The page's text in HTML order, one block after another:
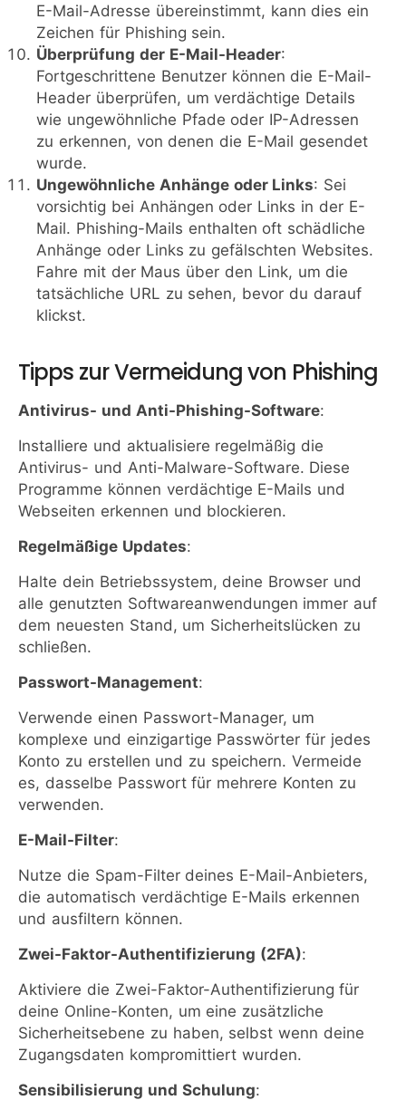
E-Mail-Adresse übereinstimmt, kann dies ein
Zeichen für Phishing sein.
Überprüfung der E-Mail-Header:
Fortgeschrittene Benutzer können die E-Mail-
Header überprüfen, um verdächtige Details
wie ungewöhnliche Pfade oder IP-Adressen
zu erkennen, von denen die E-Mail gesendet
wurde.
Ungewöhnliche Anhänge oder Links: Sei
vorsichtig bei Anhängen oder Links in der E-
Mail. Phishing-Mails enthalten oft schädliche
Anhänge oder Links zu gefälschten Websites.
Fahre mit der Maus über den Link, um die
tatsächliche URL zu sehen, bevor du darauf
klickst.
Tipps zur Vermeidung von Phishing
Antivirus- und Anti-Phishing-Software:
Installiere und aktualisiere regelmäßig die
Antivirus- und Anti-Malware-Software. Diese
Programme können verdächtige E-Mails und
Webseiten erkennen und blockieren.
Regelmäßige Updates:
Halte dein Betriebssystem, deine Browser und
alle genutzten Softwareanwendungen immer auf
dem neuesten Stand, um Sicherheitslücken zu
schließen.
Passwort-Management:
Verwende einen Passwort-Manager, um
komplexe und einzigartige Passwörter für jedes
Konto zu erstellen und zu speichern. Vermeide
es, dasselbe Passwort für mehrere Konten zu
verwenden.
E-Mail-Filter:
Nutze die Spam-Filter deines E-Mail-Anbieters,
die automatisch verdächtige E-Mails erkennen
und ausfiltern können.
Zwei-Faktor-Authentifizierung (2FA):
Aktiviere die Zwei-Faktor-Authentifizierung für
deine Online-Konten, um eine zusätzliche
Sicherheitsebene zu haben, selbst wenn deine
Zugangsdaten kompromittiert wurden.
Sensibilisierung und Schulung: